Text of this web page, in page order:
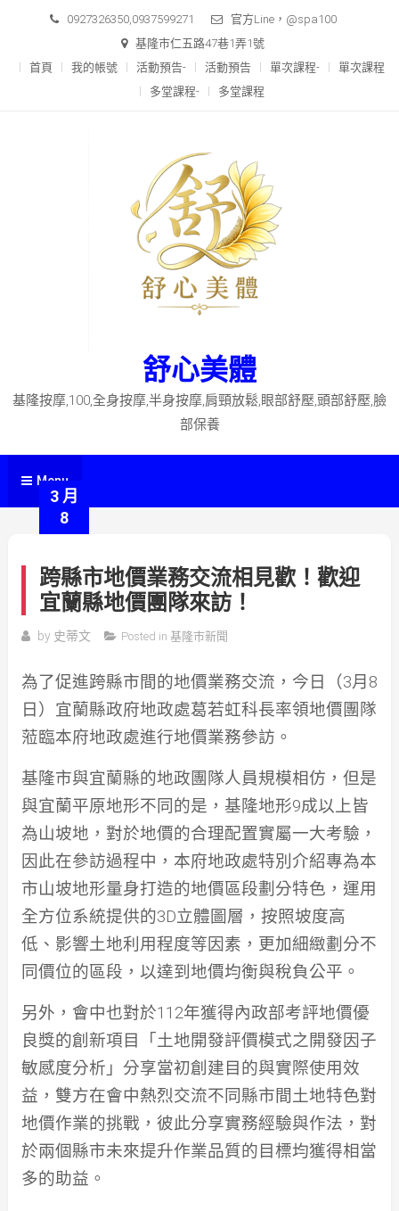
content
0927326350,0937599271
官方Line，@spa100
基隆市仁五路47巷1弄1號
首頁
我的帳號 活動預告- 活動預告 單次課程-
單次課程
多堂課程-
多堂課程
舒心美體
基隆按摩,100,全身按摩,半身按摩,肩頸放鬆,眼部舒壓,頭部舒壓,臉
部保養
Menu
3 月
8
跨縣市地價業務交流相見歡！歡迎
宜蘭縣地價團隊來訪！
by 史蒂文 Posted in 基隆市新聞
為了促進跨縣市間的地價業務交流，今日（3月 8
日）宜蘭縣政府地政處葛若虹科長率領地價團隊
蒞臨本府地政處進行地價業務參訪。
基隆市與宜蘭縣的地政團隊人員規模相仿，但是
與宜蘭平原地形不同的是，基隆地形9成以上皆
為山坡地，對於地價的合理配置實屬一大考驗，
因此在參訪過程中，本府地政處特別介紹專為本
市山坡地形量身打造的地價區段劃分特色，運用
全方位系統提供的3D立體圖層，按照坡度高
低、影響土地利用程度等因素，更加細緻劃分不
同價位的區段，以達到地價均衡與稅負公平。
另外，會中也對於112年獲得內政部考評地價優
良獎的創新項目「土地開發評價模式之開發因子
敏感度分析」分享當初創建目的與實際使用效
益，雙方在會中熱烈交流不同縣市間土地特色對
地價作業的挑戰，彼此分享實務經驗與作法，對
於兩個縣市未來提升作業品質的目標均獲得相當
多的助益。